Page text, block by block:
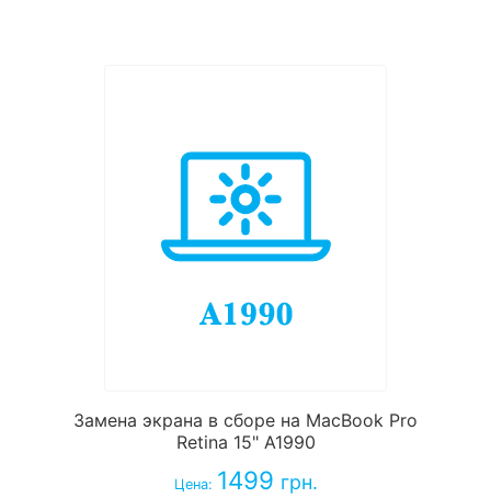
Замена экрана в сборе на MacBook Pro
Retina 15" A1990
Цена: 1499 грн.